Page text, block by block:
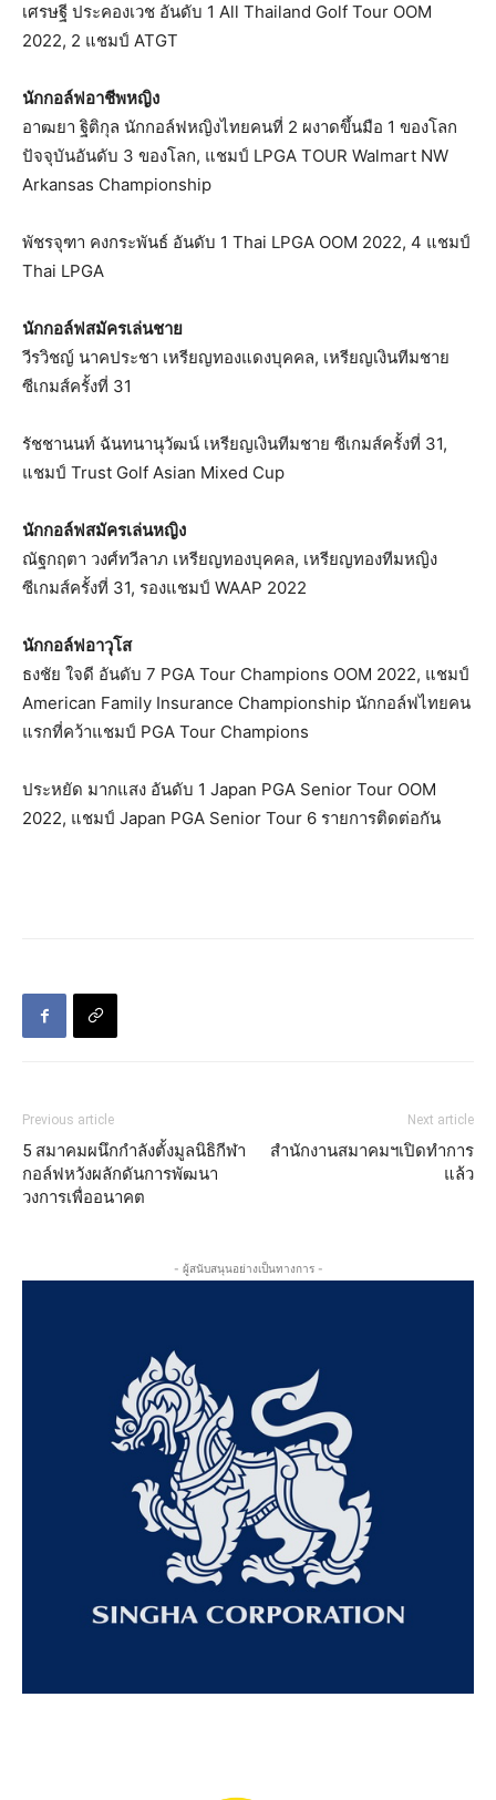
เศรษฐี ประคองเวช อันดับ 1 All Thailand Golf Tour OOM
2022, 2 แชมป์ ATGT
นักกอล์ฟอาชีพหญิง
อาฒยา ฐิติกุล นักกอล์ฟหญิงไทยคนที่ 2 ผงาดขึ้นมือ 1 ของโลก
ปัจจุบันอันดับ 3 ของโลก, แชมป์ LPGA TOUR Walmart NW
Arkansas Championship
พัชรจุฑา คงกระพันธ์ อันดับ 1 Thai LPGA OOM 2022, 4 แชมป์
Thai LPGA
นักกอล์ฟสมัครเล่นชาย
วีรวิชญ์ นาคประชา เหรียญทองแดงบุคคล, เหรียญเงินทีมชาย
ซีเกมส์ครั้งที่ 31
รัชชานนท์ ฉันทนานุวัฒน์ เหรียญเงินทีมชาย ซีเกมส์ครั้งที่ 31,
แชมป์ Trust Golf Asian Mixed Cup
นักกอล์ฟสมัครเล่นหญิง
ณัฐกฤตา วงศ์ทวีลาภ เหรียญทองบุคคล, เหรียญทองทีมหญิง
ซีเกมส์ครั้งที่ 31, รองแชมป์ WAAP 2022
นักกอล์ฟอาวุโส
ธงชัย ใจดี อันดับ 7 PGA Tour Champions OOM 2022, แชมป์
American Family Insurance Championship นักกอล์ฟไทยคน
แรกที่คว้าแชมป์ PGA Tour Champions
ประหยัด มากแสง อันดับ 1 Japan PGA Senior Tour OOM
2022, แชมป์ Japan PGA Senior Tour 6 รายการติดต่อกัน
Previous article
5 สมาคมผนึกกำลังตั้งมูลนิธิกีฬา
กอล์ฟหวังผลักดันการพัฒนา
วงการเพื่ออนาคต
Next article
สำนักงานสมาคมฯเปิดทำการ
แล้ว
- ผู้สนับสนุนอย่างเป็นทางการ -